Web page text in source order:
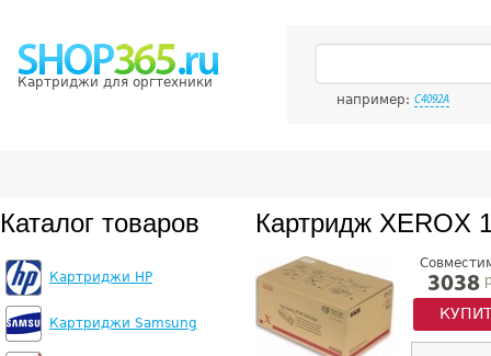
Картриджи для оргтехники
например: C4092A
Каталог товаров
Картриджи HP
Картриджи Samsung
Картридж XEROX
3038